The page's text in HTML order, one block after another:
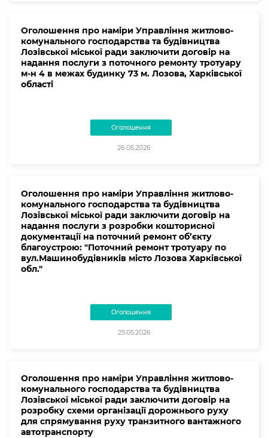
Оголошення про наміри Управління житлово-
комунального господарства та будівництва
Лозівської міської ради заключити договір на
надання послуги з поточного ремонту тротуару
м-н 4 в межах будинку 73 м. Лозова, Харківської
області
Оголошення
26.05.2026
Оголошення про наміри Управління житлово-
комунального господарства та будівництва
Лозівської міської ради заключити договір на
надання послуги з розробки кошторисної
документації на поточний ремонт об’єкту
благоустрою: "Поточний ремонт тротуару по
вул.Машинобудівників місто Лозова Харківської
обл."
Оголошення
25.05.2026
Оголошення про наміри Управління житлово-
комунального господарства та будівництва
Лозівської міської ради заключити договір на
розробку схеми організації дорожнього руху
для спрямування руху транзитного вантажного
автотранспорту